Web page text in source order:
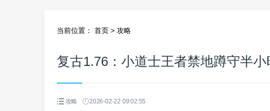
当前位置： 首页 > 攻略
复古1.76：小道士王者禁地蹲守半小
攻略 2026-02-22 09:02:55